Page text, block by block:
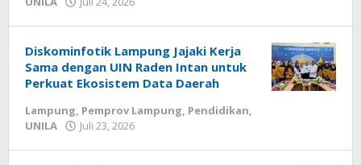
Diskominfotik Lampung Jajaki Kerja
Sama dengan UIN Raden Intan untuk
Perkuat Ekosistem Data Daerah
Lampung, Pemprov Lampung, Pendidikan,
UNILA
Juli 23, 2026